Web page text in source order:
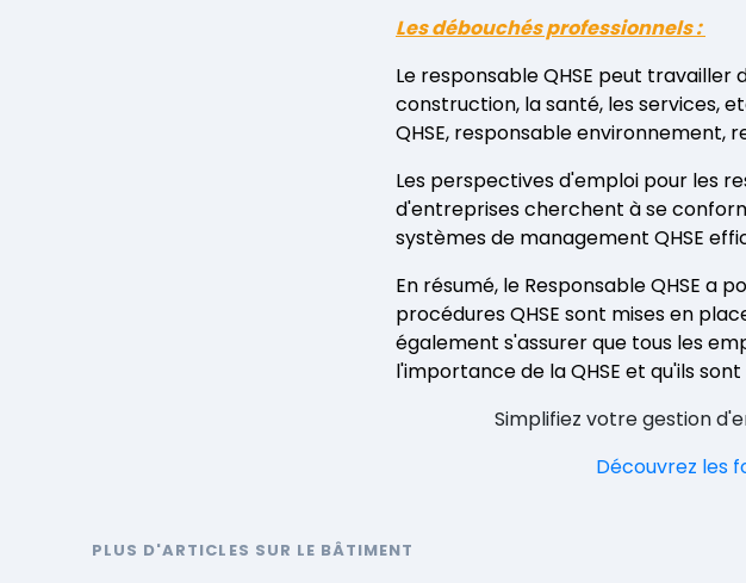
Les débouchés professionnels :
Le responsable QHSE peut travailler
construction, la santé, les services,
QHSE, responsable environnement,
Les perspectives d'emploi pour les
d'entreprises cherchent à se
systèmes de management QHSE
En résumé, le Responsable QHSE a
procédures QHSE sont mises en
également s'assurer que tous les
l'importance de la QHSE et qu'ils
Simplifiez votre gestion
Découvrez les
PLUS D'ARTICLES SUR LE BÂTIMENT